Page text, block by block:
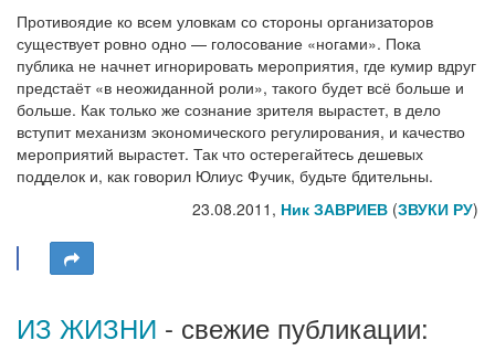
Противоядие ко всем уловкам со стороны организаторов
существует ровно одно — голосование «ногами». Пока
публика не начнет игнорировать мероприятия, где кумир вдруг
предстаёт «в неожиданной роли», такого будет всё больше и
больше. Как только же сознание зрителя вырастет, в дело
вступит механизм экономического регулирования, и качество
мероприятий вырастет. Так что остерегайтесь дешевых
подделок и, как говорил Юлиус Фучик, будьте бдительны.
23.08.2011, Ник ЗАВРИЕВ (ЗВУКИ РУ)
ИЗ ЖИЗНИ - свежие публикации: